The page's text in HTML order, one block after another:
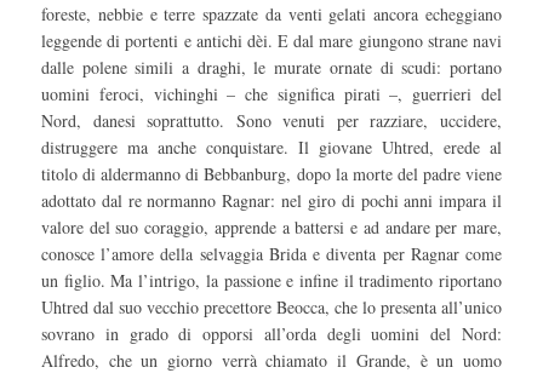
foreste, nebbie e terre spazzate da venti gelati ancora echeggiano
leggende di portenti e antichi dèi. E dal mare giungono strane navi
dalle polene simili a draghi, le murate ornate di scudi: portano
uomini feroci, vichinghi – che significa pirati –, guerrieri del
Nord, danesi soprattutto. Sono venuti per razziare, uccidere,
distruggere ma anche conquistare. Il giovane Uhtred, erede al
titolo di aldermanno di Bebbanburg, dopo la morte del padre viene
adottato dal re normanno Ragnar: nel giro di pochi anni impara il
valore del suo coraggio, apprende a battersi e ad andare per mare,
conosce l’amore della selvaggia Brida e diventa per Ragnar come
un figlio. Ma l’intrigo, la passione e infine il tradimento riportano
Uhtred dal suo vecchio precettore Beocca, che lo presenta all’unico
sovrano in grado di opporsi all’orda degli uomini del Nord:
Alfredo, che un giorno verrà chiamato il Grande, è un uomo